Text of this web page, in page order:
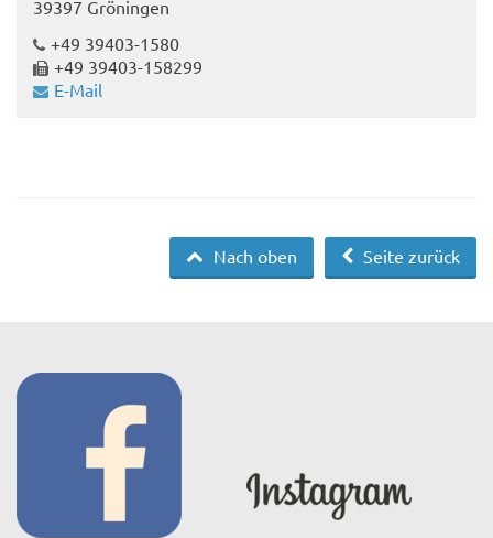
39397 Gröningen
+49 39403-1580
+49 39403-158299
E-Mail
Seite zurück
Nach oben